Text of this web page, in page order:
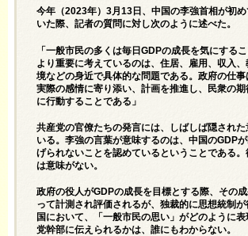
今年（2023年）3月13日、中国の李強首相が初
いた際、記者の質問に対し次のように述べた。
「一般市民の多くは毎日GDPの成長を気にする
より重要に考えているのは、住居、雇用、収入
境などの身近で具体的な問題である。政府の仕
実際の感情に寄り添い、計画を推進し、民衆の
に行動することである」
共産党の官僚たちの発言には、しばしば隠された
いる。李強の言葉が意味するのは、中国のGDP
げられないことを認めているということである。
は意味がない。
政府の役人がGDPの成長を目標とする際、その
って計測され評価されるが、独裁的に思想統制が
国において、「一般市民の思い」がどのように
党幹部に伝えられるかは、誰にもわからない。